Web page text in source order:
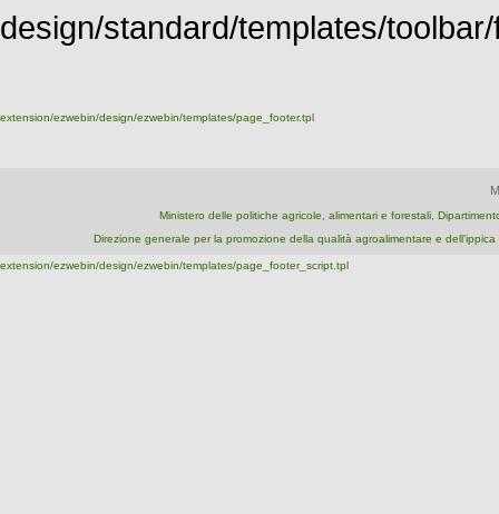
design/standard/templates/
extension/ezwebin/design/ezwebin/templates/page_footer.tpl
Ministero delle politiche agricole, alimentari e forestali,
Direzione generale per la promozione della qualità agroalimentare e
extension/ezwebin/design/ezwebin/templates/page_footer_script.tpl